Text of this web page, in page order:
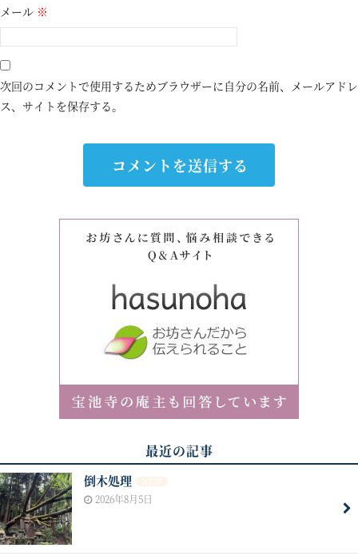
メール ※
次回のコメントで使用するためブラウザーに自分の名前、メールアドレ
ス、サイトを保存する。
最近の記事
倒木処理
2026年8月5日